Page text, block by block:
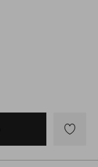
Favoriten